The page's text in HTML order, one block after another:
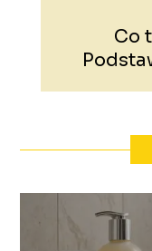
Co